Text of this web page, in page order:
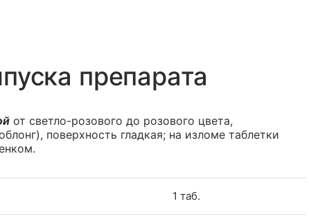
препарата
от светло-розового до розового цвета,
поверхность гладкая; на изломе таблетки
1 таб.